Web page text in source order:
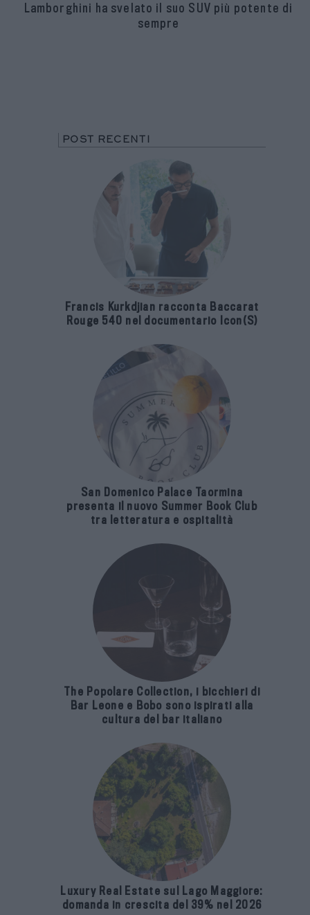
Lamborghini ha svelato il suo SUV più potente di
sempre
POST RECENTI
Francis Kurkdjian racconta Baccarat
Rouge 540 nel documentario Icon(S)
San Domenico Palace Taormina
presenta il nuovo Summer Book Club
tra letteratura e ospitalità
The Popolare Collection, i bicchieri di
Bar Leone e Bobo sono ispirati alla
cultura del bar italiano
Luxury Real Estate sul Lago Maggiore:
domanda in crescita del 39% nel 2026